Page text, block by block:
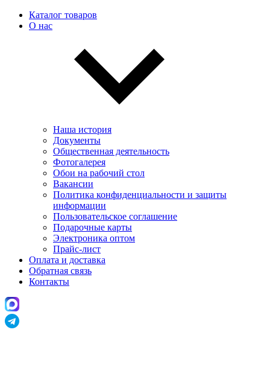
Каталог товаров
О нас
Наша история
Документы
Общественная деятельность
Фотогалерея
Обои на рабочий стол
Вакансии
Политика конфиденциальности и защиты
информации
Пользовательскоe соглашение
Подарочные карты
Электроника оптом
Прайс-лист
Оплата и доставка
Обратная связь
Контакты